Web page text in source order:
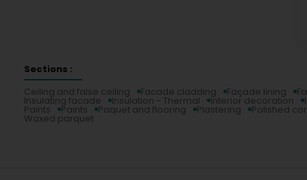
Sections :
Ceiling and false ceiling
Facade cladding Façade lining
Insulating facade Insulation - Thermal Interior decoration
Paints Paints Paquet and flooring Plastering Polished
Waxed parquet